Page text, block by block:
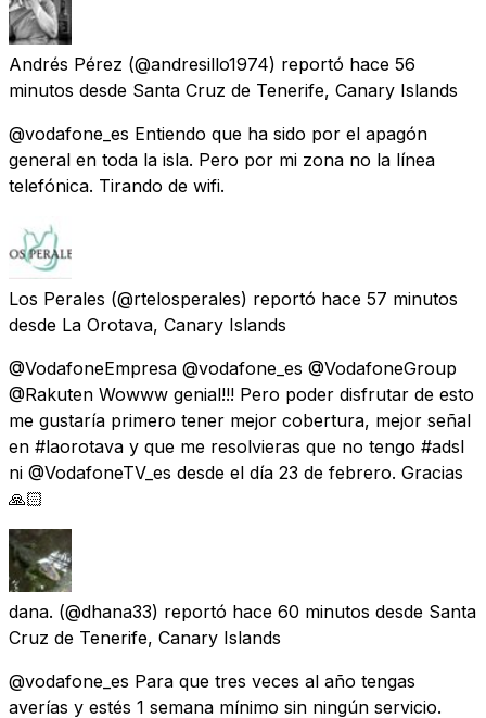
Andrés Pérez (@andresillo1974) reportó hace 56
minutos desde Santa Cruz de Tenerife, Canary Islands
@vodafone_es Entiendo que ha sido por el apagón
general en toda la isla. Pero por mi zona no la línea
telefónica. Tirando de wifi.
Los Perales (@rtelosperales) reportó hace 57 minutos
desde La Orotava, Canary Islands
@VodafoneEmpresa @vodafone_es @VodafoneGroup
@Rakuten Wowww genial!!! Pero poder disfrutar de esto
me gustaría primero tener mejor cobertura, mejor señal
en #laorotava y que me resolvieras que no tengo #adsl
ni @VodafoneTV_es desde el día 23 de febrero. Gracias
🙏🏻
dana. (@dhana33) reportó hace 60 minutos desde Santa
Cruz de Tenerife, Canary Islands
@vodafone_es Para que tres veces al año tengas
averías y estés 1 semana mínimo sin ningún servicio.